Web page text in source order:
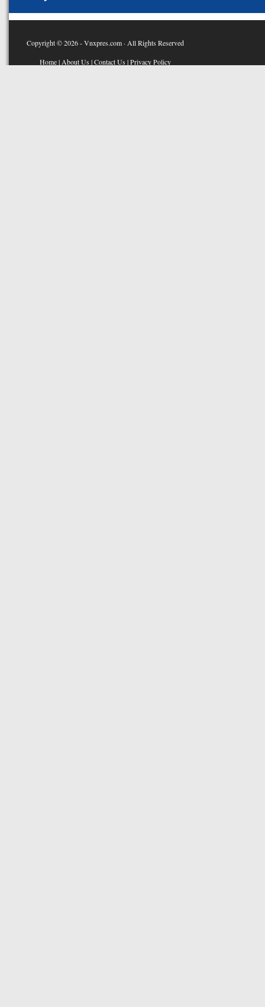
Copyright © 2026 - Vnxpres.com · All Rights Reserved
Home| About Us |Contact Us |Privacy Policy